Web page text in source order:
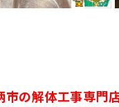
市の解体工事専門